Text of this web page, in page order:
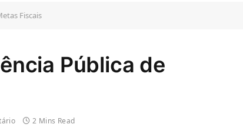
Fiscais
Pública de
2 Mins Read